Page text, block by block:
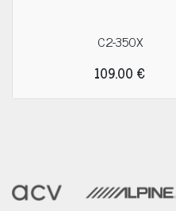
C2-350X
109.00 €